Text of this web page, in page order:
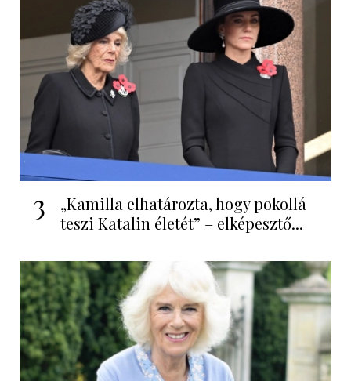
3
„Kamilla elhatározta, hogy pokollá
teszi Katalin életét” – elképesztő...